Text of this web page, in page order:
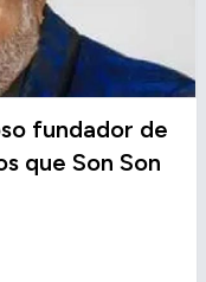
fundador de
que Son Son